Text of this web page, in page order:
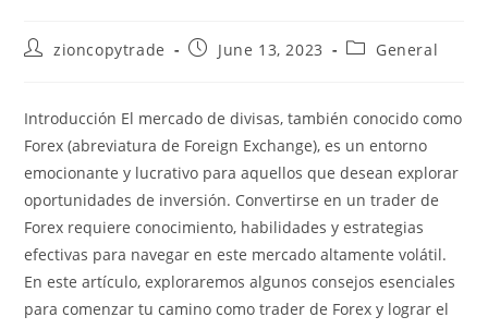
Postzioncopytrade
PostJune 13, 2023
PostGeneral
Introducción El mercado de divisas, también conocido como
Forex (abreviatura de Foreign Exchange), es un entorno
emocionante y lucrativo para aquellos que desean explorar
oportunidades de inversión. Convertirse en un trader de
Forex requiere conocimiento, habilidades y estrategias
efectivas para navegar en este mercado altamente volátil.
En este artículo, exploraremos algunos consejos esenciales
para comenzar tu camino como trader de Forex y lograr el